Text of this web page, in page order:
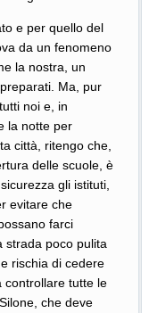
e per quello del
da un fenomeno
la nostra, un
Ma, pur
noi e, in
la notte per
città, ritengo che,
delle scuole, è
gli istituti,
evitare che
farci
strada poco pulita
rischia di cedere
controllare tutte le
che deve